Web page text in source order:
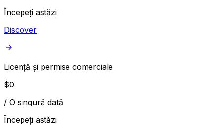
Începeți astăzi
Discover
Licență și permise comerciale
$0
/ O singură dată
Începeți astăzi